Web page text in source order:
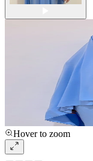
Hover to zoom